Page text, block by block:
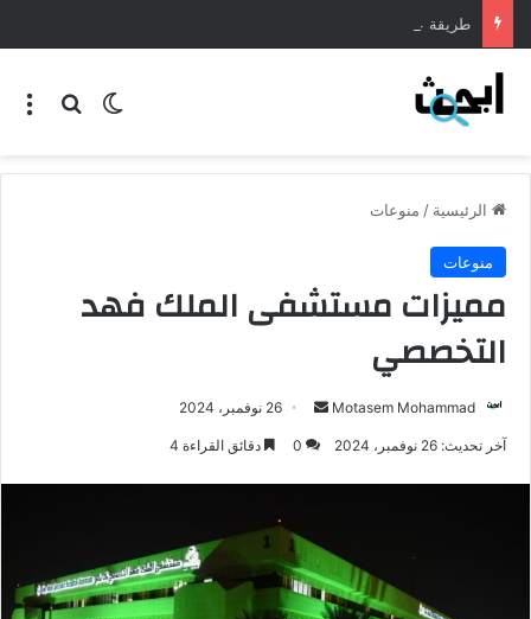
طريقة عمل المنسف الاردني
الرئيسية / منوعات
منوعات
مميزات مستشفى الملك فهد
التخصصي
Motasem Mohammad 26 نوفمبر، 2024
آخر تحديث: 26 نوفمبر، 2024 0 دقائق القراءة 4